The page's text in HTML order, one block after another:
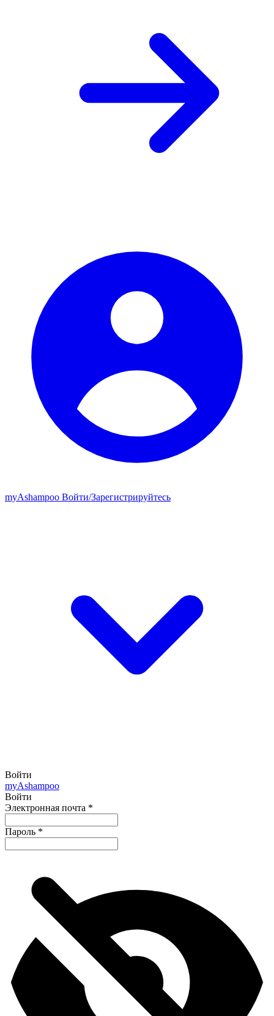
myAshampoo Войти/Зарегистрируйтесь
Войти
myAshampoo
Войти
Электронная почта *
Пароль *